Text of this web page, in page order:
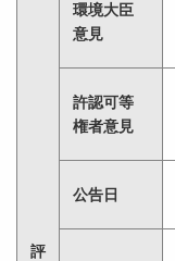
評
環境大臣
意見
許認可等
権者意見
公告日